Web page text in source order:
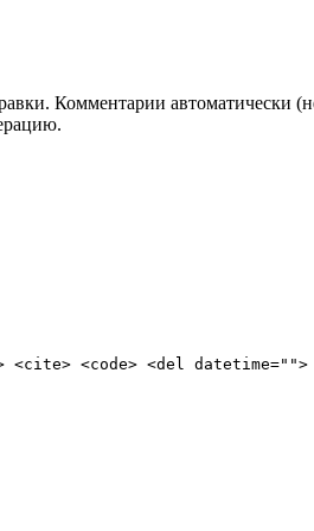
Комментарии автоматически
<code> <del datetime="">